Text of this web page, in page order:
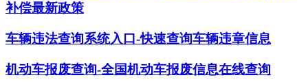
补偿最新政策
车辆违法查询系统入口-快速查询车辆违章信息
机动车报废查询-全国机动车报废信息在线查询